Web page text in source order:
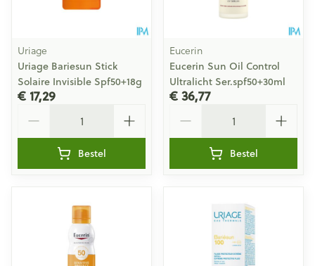
Uriage
Uriage Bariesun Stick
Solaire Invisible Spf50+18g
€ 17,29
Bestel
Eucerin
Eucerin Sun Oil Control
Ultralicht Ser.spf50+30ml
€ 36,77
Bestel